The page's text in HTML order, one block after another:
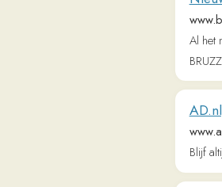
events.
De